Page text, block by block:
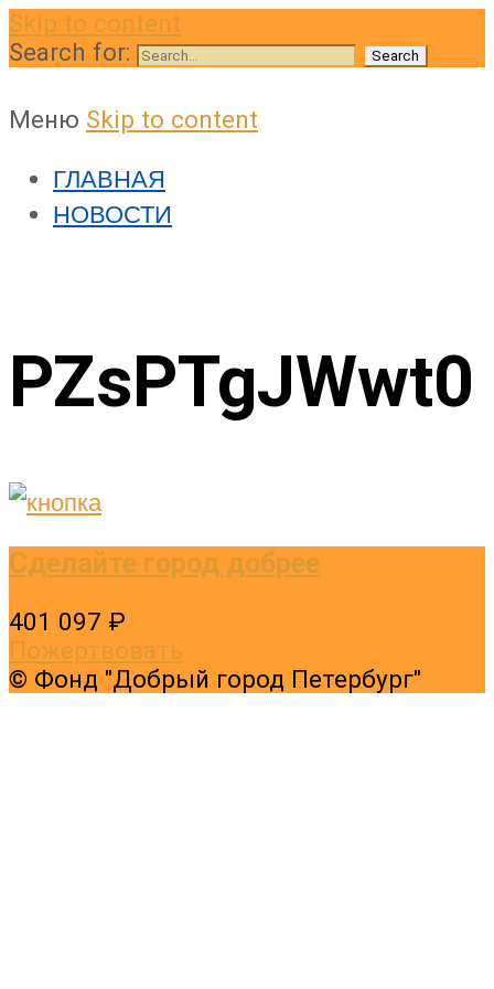
Skip to content
Search for:
Меню Skip to content
ГЛАВНАЯ
НОВОСТИ
PZsPTgJWwt0
Сделайте город добрее
401 097 ₽
Пожертвовать
© Фонд "Добрый город Петербург"